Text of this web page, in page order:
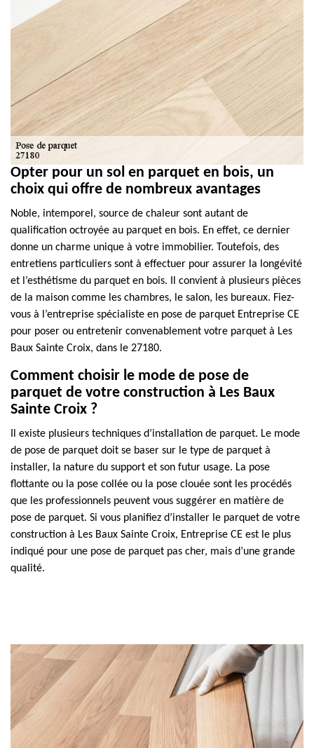
Opter pour un sol en parquet en bois, un
choix qui offre de nombreux avantages
Noble, intemporel, source de chaleur sont autant de
qualification octroyée au parquet en bois. En effet, ce dernier
donne un charme unique à votre immobilier. Toutefois, des
entretiens particuliers sont à effectuer pour assurer la longévité
et l’esthétisme du parquet en bois. Il convient à plusieurs pièces
de la maison comme les chambres, le salon, les bureaux. Fiez-
vous à l’entreprise spécialiste en pose de parquet Entreprise CE
pour poser ou entretenir convenablement votre parquet à Les
Baux Sainte Croix, dans le 27180.
Comment choisir le mode de pose de
parquet de votre construction à Les Baux
Sainte Croix ?
Il existe plusieurs techniques d’installation de parquet. Le mode
de pose de parquet doit se baser sur le type de parquet à
installer, la nature du support et son futur usage. La pose
flottante ou la pose collée ou la pose clouée sont les procédés
que les professionnels peuvent vous suggérer en matière de
pose de parquet. Si vous planifiez d’installer le parquet de votre
construction à Les Baux Sainte Croix, Entreprise CE est le plus
indiqué pour une pose de parquet pas cher, mais d’une grande
qualité.